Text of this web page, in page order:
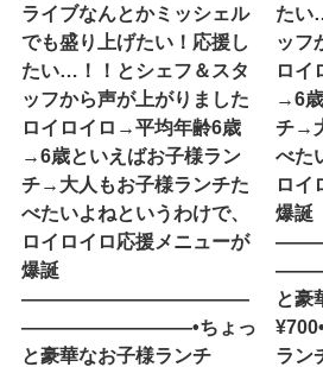
ライブなんとかミッシェル
でも盛り上げたい！応援し
たい…！！とシェフ＆スタ
ッフから声が上がりました
ロイロイロ→平均年齢6歳
→6歳といえばお子様ラン
チ→大人もお子様ランチた
べたいよね︎というわけで、
ロイロイロ応援メニューが
爆誕
————————————
—————————•ちょっ
と豪華なお子様ランチ
たい
ッフ
ロイ
→6
チ→
べた
ロイ
爆誕
と豪
ラン